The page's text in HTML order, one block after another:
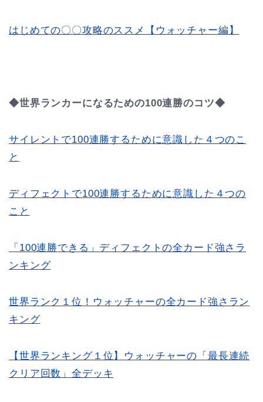
はじめての〇〇攻略のススメ【ウォッチャー編】
◆世界ランカーになるための100連勝のコツ◆
サイレントで100連勝するために意識した４つのこ
と
ディフェクトで100連勝するために意識した４つの
こと
「100連勝できる」ディフェクトの全カード強さラ
ンキング
世界ランク１位！ウォッチャーの全カード強さラン
キング
【世界ランキング１位】ウォッチャーの「最長連続
クリア回数」全デッキ